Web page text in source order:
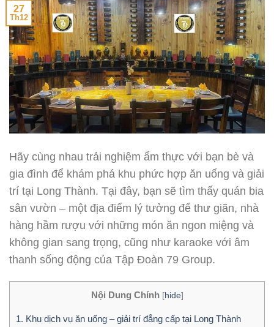
27
Th12
Hãy cùng nhau trải nghiệm ẩm thực với bạn bè và
gia đình để khám phá khu phức hợp ăn uống và giải
trí tại Long Thành. Tại đây, bạn sẽ tìm thấy quán bia
sân vườn – một địa điểm lý tưởng để thư giãn, nhà
hàng hầm rượu với những món ăn ngon miệng và
không gian sang trọng, cũng như karaoke với âm
thanh sống động của Tập Đoàn 79 Group.
Nội Dung Chính [hide]
1. Khu dịch vụ ăn uống – giải trí đẳng cấp tại Long Thành